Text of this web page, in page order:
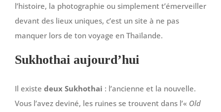
l’histoire, la photographie ou simplement t’émerveiller
devant des lieux uniques, c’est un site à ne pas
manquer lors de ton voyage en Thaïlande.
Sukhothai aujourd’hui
Il existe deux Sukhothai : l’ancienne et la nouvelle.
Vous l’avez deviné, les ruines se trouvent dans l’« Old